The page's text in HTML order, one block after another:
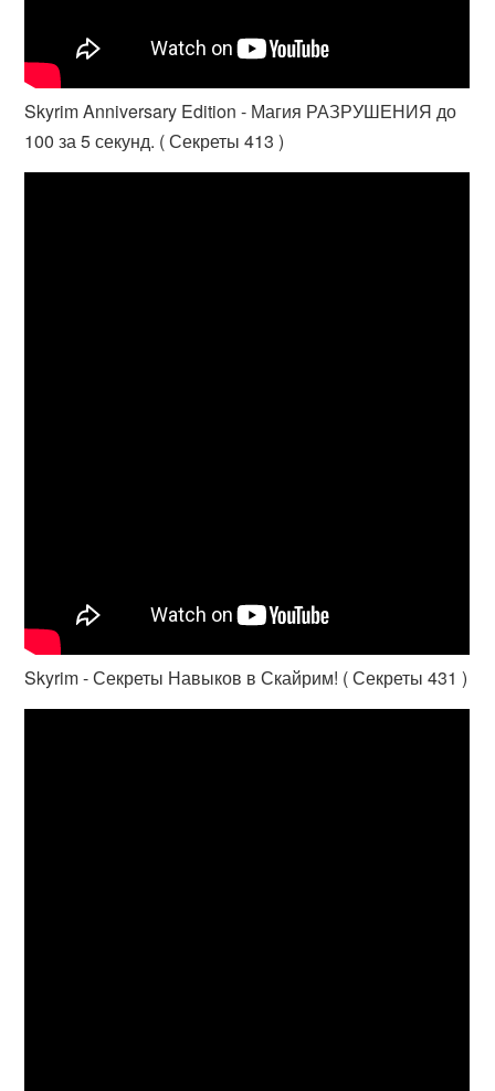
Skyrim Anniversary Edition - Магия РАЗРУШЕНИЯ до
100 за 5 секунд. ( Секреты 413 )
Skyrim - Секреты Навыков в Скайрим! ( Секреты 431 )